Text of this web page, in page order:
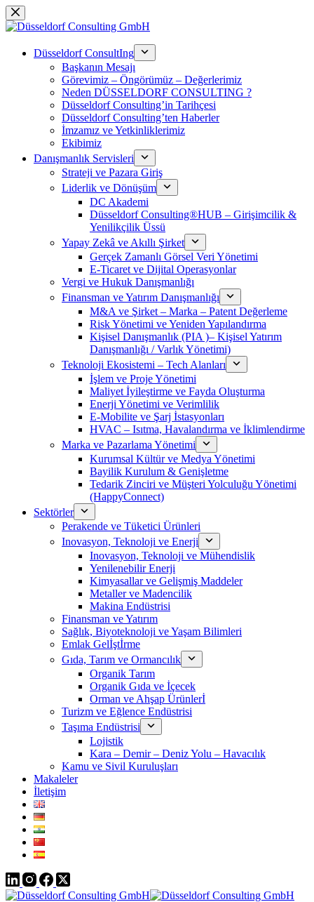
Skip
to
Düsseldorf ConsultIng
Başkanın Mesajı
Görevimiz – Öngörümüz – Değerlerimiz
Neden DÜSSELDORF CONSULTING ?
Düsseldorf Consulting’in Tarihçesi
Düsseldorf Consulting’ten Haberler
İmzamız ve Yetkinliklerimiz
Ekibimiz
Danışmanlık Servisleri
Strateji ve Pazara Giriş
Liderlik ve Dönüşüm
DC Akademi
Düsseldorf Consulting®HUB – Girişimcilik &
Yenilikçilik Üssü
Yapay Zekâ ve Akıllı Şirket
Gerçek Zamanlı Görsel Veri Yönetimi
E-Ticaret ve Dijital Operasyonlar
Vergi ve Hukuk Danışmanlığı
Finansman ve Yatırım Danışmanlığı
M&A ve Şirket – Marka – Patent Değerleme
Risk Yönetimi ve Yeniden Yapılandırma
Kişisel Danışmanlık (PIA )– Kişisel Yatırım
Danışmanlığı / Varlık Yönetimi)
Teknoloji Ekosistemi – Tech Alanları
İşlem ve Proje Yönetimi
Maliyet İyileştirme ve Fayda Oluşturma
Enerji Yönetimi ve Verimlilik
E-Mobilite ve Şarj İstasyonları
HVAC – Isıtma, Havalandırma ve İklimlendirme
Marka ve Pazarlama Yönetimi
Kurumsal Kültür ve Medya Yönetimi
Bayilik Kurulum & Genişletme
Tedarik Zinciri ve Müşteri Yolculuğu Yönetimi
(HappyConnect)
Sektörler
Perakende ve Tüketici Ürünleri
Inovasyon, Teknoloji ve Enerji
Inovasyon, Teknoloji ve Mühendislik
Yenilenebilir Enerji
Kimyasallar ve Gelişmiş Maddeler
Metaller ve Madencilik
Makina Endüstrisi
Finansman ve Yatırım
Sağlık, Biyoteknoloji ve Yaşam Bilimleri
Emlak Gelİştİrme
Gıda, Tarım ve Ormancılık
Organik Tarım
Organik Gıda ve İçecek
Orman ve Ahşap Ürünlerİ
Turizm ve Eğlence Endüstrisi
Taşıma Endüstrisi
Lojistik
Kara – Demir – Deniz Yolu – Havacılık
Kamu ve Sivil Kuruluşları
Makaleler
İletişim